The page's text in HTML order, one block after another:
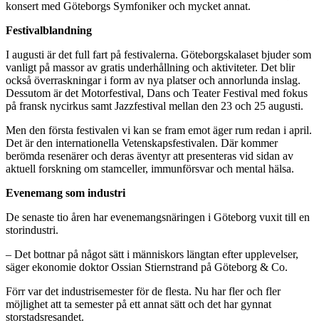
konsert med Göteborgs Symfoniker och mycket annat.
Festivalblandning
I augusti är det full fart på festivalerna. Göteborgskalaset bjuder som
vanligt på massor av gratis underhållning och aktiviteter. Det blir
också överraskningar i form av nya platser och annorlunda inslag.
Dessutom är det Motorfestival, Dans och Teater Festival med fokus
på fransk nycirkus samt Jazzfestival mellan den 23 och 25 augusti.
Men den första festivalen vi kan se fram emot äger rum redan i april.
Det är den internationella Vetenskapsfestivalen. Där kommer
berömda resenärer och deras äventyr att presenteras vid sidan av
aktuell forskning om stamceller, immunförsvar och mental hälsa.
Evenemang som industri
De senaste tio åren har evenemangsnäringen i Göteborg vuxit till en
storindustri.
– Det bottnar på något sätt i människors längtan efter upplevelser,
säger ekonomie doktor Ossian Stiernstrand på Göteborg & Co.
Förr var det industrisemester för de flesta. Nu har fler och fler
möjlighet att ta semester på ett annat sätt och det har gynnat
storstadsresandet.